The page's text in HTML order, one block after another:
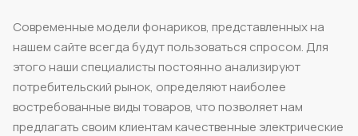
Современные модели фонариков, представленных на
нашем сайте всегда будут пользоваться спросом. Для
этого наши специалисты постоянно анализируют
потребительский рынок, определяют наиболее
востребованные виды товаров, что позволяет нам
предлагать своим клиентам качественные электрические